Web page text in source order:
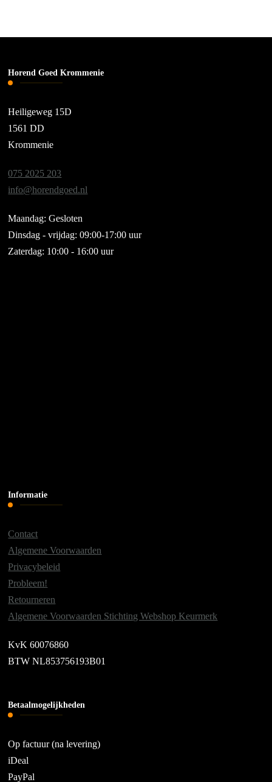
Horend Goed Krommenie
Heiligeweg 15D
1561 DD
Krommenie
075 2025 203
info@horendgoed.nl
Maandag: Gesloten
Dinsdag - vrijdag: 09:00-17:00 uur
Zaterdag: 10:00 - 16:00 uur
Informatie
Contact
Algemene Voorwaarden
Privacybeleid
Probleem!
Retourneren
Algemene Voorwaarden Stichting Webshop Keurmerk
KvK 60076860
BTW NL853756193B01
Betaalmogelijkheden
Op factuur (na levering)
iDeal
PayPal